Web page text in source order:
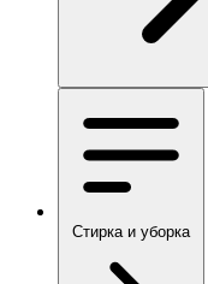
Стирка и уборка